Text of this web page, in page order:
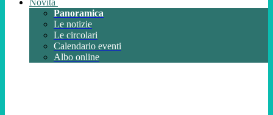
Novità
Panoramica
Le notizie
Le circolari
Calendario eventi
Albo online